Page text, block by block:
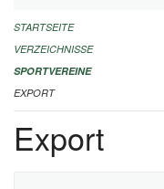
ALLGEMEINE
FINANZIELLE
KONTAKT
STARTSEITE
VERZEICHNISSE
SPORTVEREINE
EXPORT
Export